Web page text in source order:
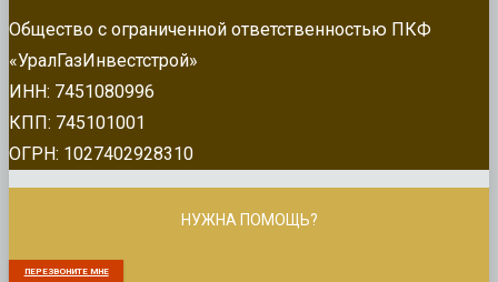
Общество с ограниченной ответственностью ПКФ
«УралГазИнвестстрой»
ИНН: 7451080996
КПП: 745101001
ОГРН: 1027402928310
НУЖНА ПОМОЩЬ?
ПЕРЕЗВОНИТЕ МНЕ